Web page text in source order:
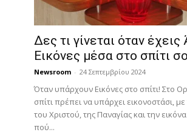
Δες τι γίνεται όταν έχεις
Εικόνες μέσα στο σπίτι
Newsroom - 24 Σεπτεμβρίου 2024
Όταν υπάρχουν Εικόνες στο σπίτι! Στο
σπίτι πρέπει να υπάρχει εικονοστάσι,
του Χριστού, της Παν­αγίας και την
πού...